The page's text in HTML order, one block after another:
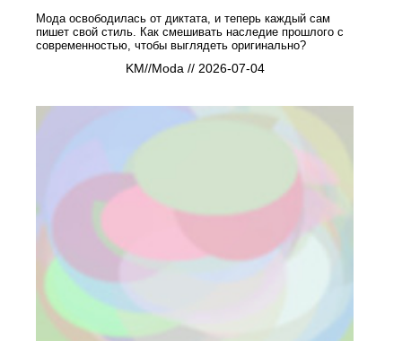
Мода освободилась от диктата, и теперь каждый сам
пишет свой стиль. Как смешивать наследие прошлого с
современностью, чтобы выглядеть оригинально?
KM//Moda // 2026-07-04